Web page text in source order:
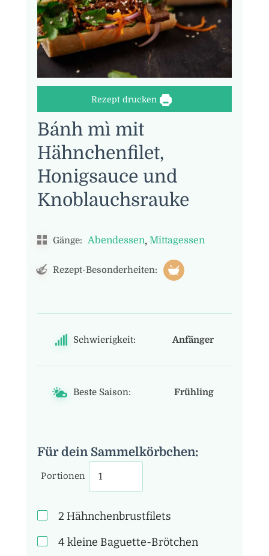
Rezept drucken
Bánh mì mit
Hähnchenfilet,
Honigsauce und
Knoblauchsrauke
Gänge: Abendessen, Mittagessen
Rezept-Besonderheiten:
Schwierigkeit: Anfänger
Beste Saison: Frühling
Für dein Sammelkörbchen:
Portionen
2 Hähnchenbrustfilets
4 kleine Baguette-Brötchen